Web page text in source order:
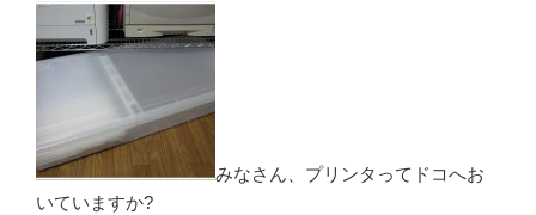
みなさん、プリンタってドコへお
いていますか?